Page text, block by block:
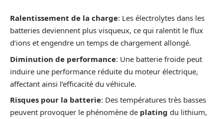
Ralentissement de la charge: Les électrolytes dans les
batteries deviennent plus visqueux, ce qui ralentit le flux
d’ions et engendre un temps de chargement allongé.
Diminution de performance: Une batterie froide peut
induire une performance réduite du moteur électrique,
affectant ainsi l’efficacité du véhicule.
Risques pour la batterie: Des températures très basses
peuvent provoquer le phénomène de plating du lithium,